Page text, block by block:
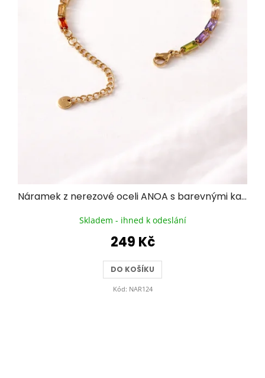
Náramek z nerezové oceli ANOA s barevnými kamínky
Skladem - ihned k odeslání
249 Kč
DO KOŠÍKU
Kód: NAR124